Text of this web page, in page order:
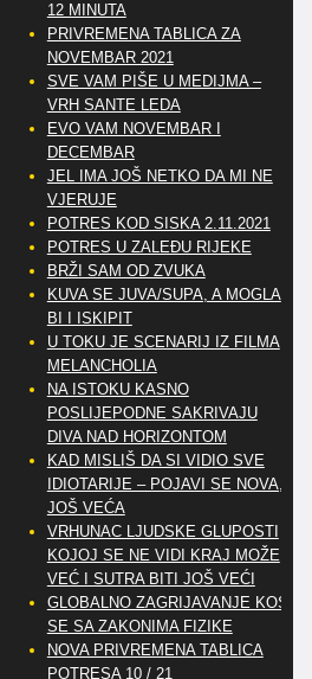
12 MINUTA
PRIVREMENA TABLICA ZA
NOVEMBAR 2021
SVE VAM PIŠE U MEDIJMA –
VRH SANTE LEDA
EVO VAM NOVEMBAR I
DECEMBAR
JEL IMA JOŠ NETKO DA MI NE
VJERUJE
POTRES KOD SISKA 2.11.2021
POTRES U ZALEĐU RIJEKE
BRŽI SAM OD ZVUKA
KUVA SE JUVA/SUPA, A MOGLA
BI I ISKIPIT
U TOKU JE SCENARIJ IZ FILMA
MELANCHOLIA
NA ISTOKU KASNO
POSLIJEPODNE SAKRIVAJU
DIVA NAD HORIZONTOM
KAD MISLIŠ DA SI VIDIO SVE
IDIOTARIJE – POJAVI SE NOVA,..
JOŠ VEĆA
VRHUNAC LJUDSKE GLUPOSTI
KOJOJ SE NE VIDI KRAJ MOŽE
VEĆ I SUTRA BITI JOŠ VEĆI
GLOBALNO ZAGRIJAVANJE KOSI
SE SA ZAKONIMA FIZIKE
NOVA PRIVREMENA TABLICA
POTRESA 10 / 21